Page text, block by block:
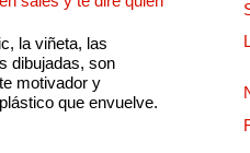
la viñeta, las
dibujadas, son
motivador y
que envuelve.